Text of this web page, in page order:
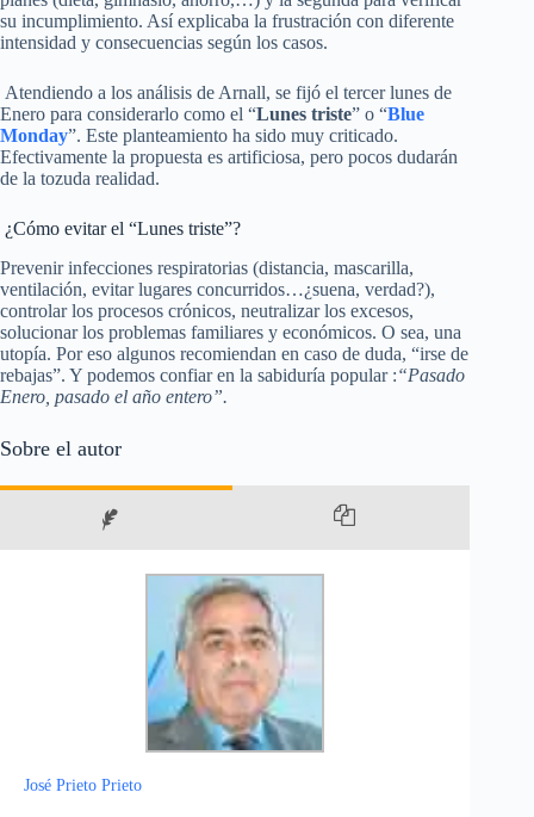
su incumplimiento. Así explicaba la frustración con diferente
intensidad y consecuencias según los casos.
Atendiendo a los análisis de Arnall, se fijó el tercer lunes de
Enero para considerarlo como el “Lunes triste” o “Blue
Monday”. Este planteamiento ha sido muy criticado.
Efectivamente la propuesta es artificiosa, pero pocos dudarán
de la tozuda realidad.
¿Cómo evitar el “Lunes triste”?
Prevenir infecciones respiratorias (distancia, mascarilla,
ventilación, evitar lugares concurridos…¿suena, verdad?),
controlar los procesos crónicos, neutralizar los excesos,
solucionar los problemas familiares y económicos. O sea, una
utopía. Por eso algunos recomiendan en caso de duda, “irse de
rebajas”. Y podemos confiar en la sabiduría popular :“Pasado
Enero, pasado el año entero”.
Sobre el autor
José Prieto Prieto